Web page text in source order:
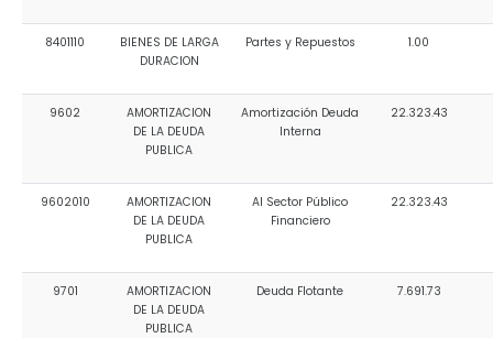
8401110
BIENES DE LARGA
DURACION
Partes y Repuestos 1.00
9602
AMORTIZACION
DE LA DEUDA
PUBLICA
Amortización Deuda
Interna
22.323.43
9602010
AMORTIZACION
DE LA DEUDA
PUBLICA
Al Sector Público
Financiero
22.323.43
9701
AMORTIZACION
DE LA DEUDA
PUBLICA
Deuda Flotante 7.691.73